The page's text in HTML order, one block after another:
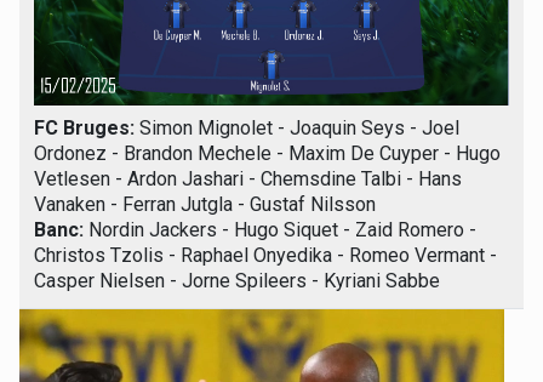
FC Bruges: Simon Mignolet - Joaquin Seys - Joel
Ordonez - Brandon Mechele - Maxim De Cuyper - Hugo
Vetlesen - Ardon Jashari - Chemsdine Talbi - Hans
Vanaken - Ferran Jutgla - Gustaf Nilsson
Banc: Nordin Jackers - Hugo Siquet - Zaid Romero -
Christos Tzolis - Raphael Onyedika - Romeo Vermant -
Casper Nielsen - Jorne Spileers - Kyriani Sabbe